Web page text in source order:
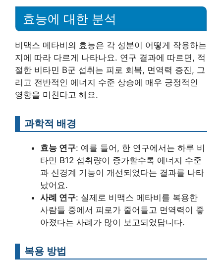
효능에 대한 분석
비맥스 메타비의 효능은 각 성분이 어떻게 작용하는
지에 따라 다르게 나타나요. 연구 결과에 따르면, 적
절한 비타민 B군 섭취는 피로 회복, 면역력 증진, 그
리고 전반적인 에너지 수준 상승에 매우 긍정적인
영향을 미친다고 해요.
과학적 배경
효능 연구: 예를 들어, 한 연구에서는 하루 비
타민 B12 섭취량이 증가할수록 에너지 수준
과 신경계 기능이 개선되었다는 결과를 나타
났어요.
사례 연구: 실제로 비맥스 메타비를 복용한
사람들 중에서 피로가 줄어들고 면역력이 좋
아졌다는 사례가 많이 보고되었답니다.
복용 방법